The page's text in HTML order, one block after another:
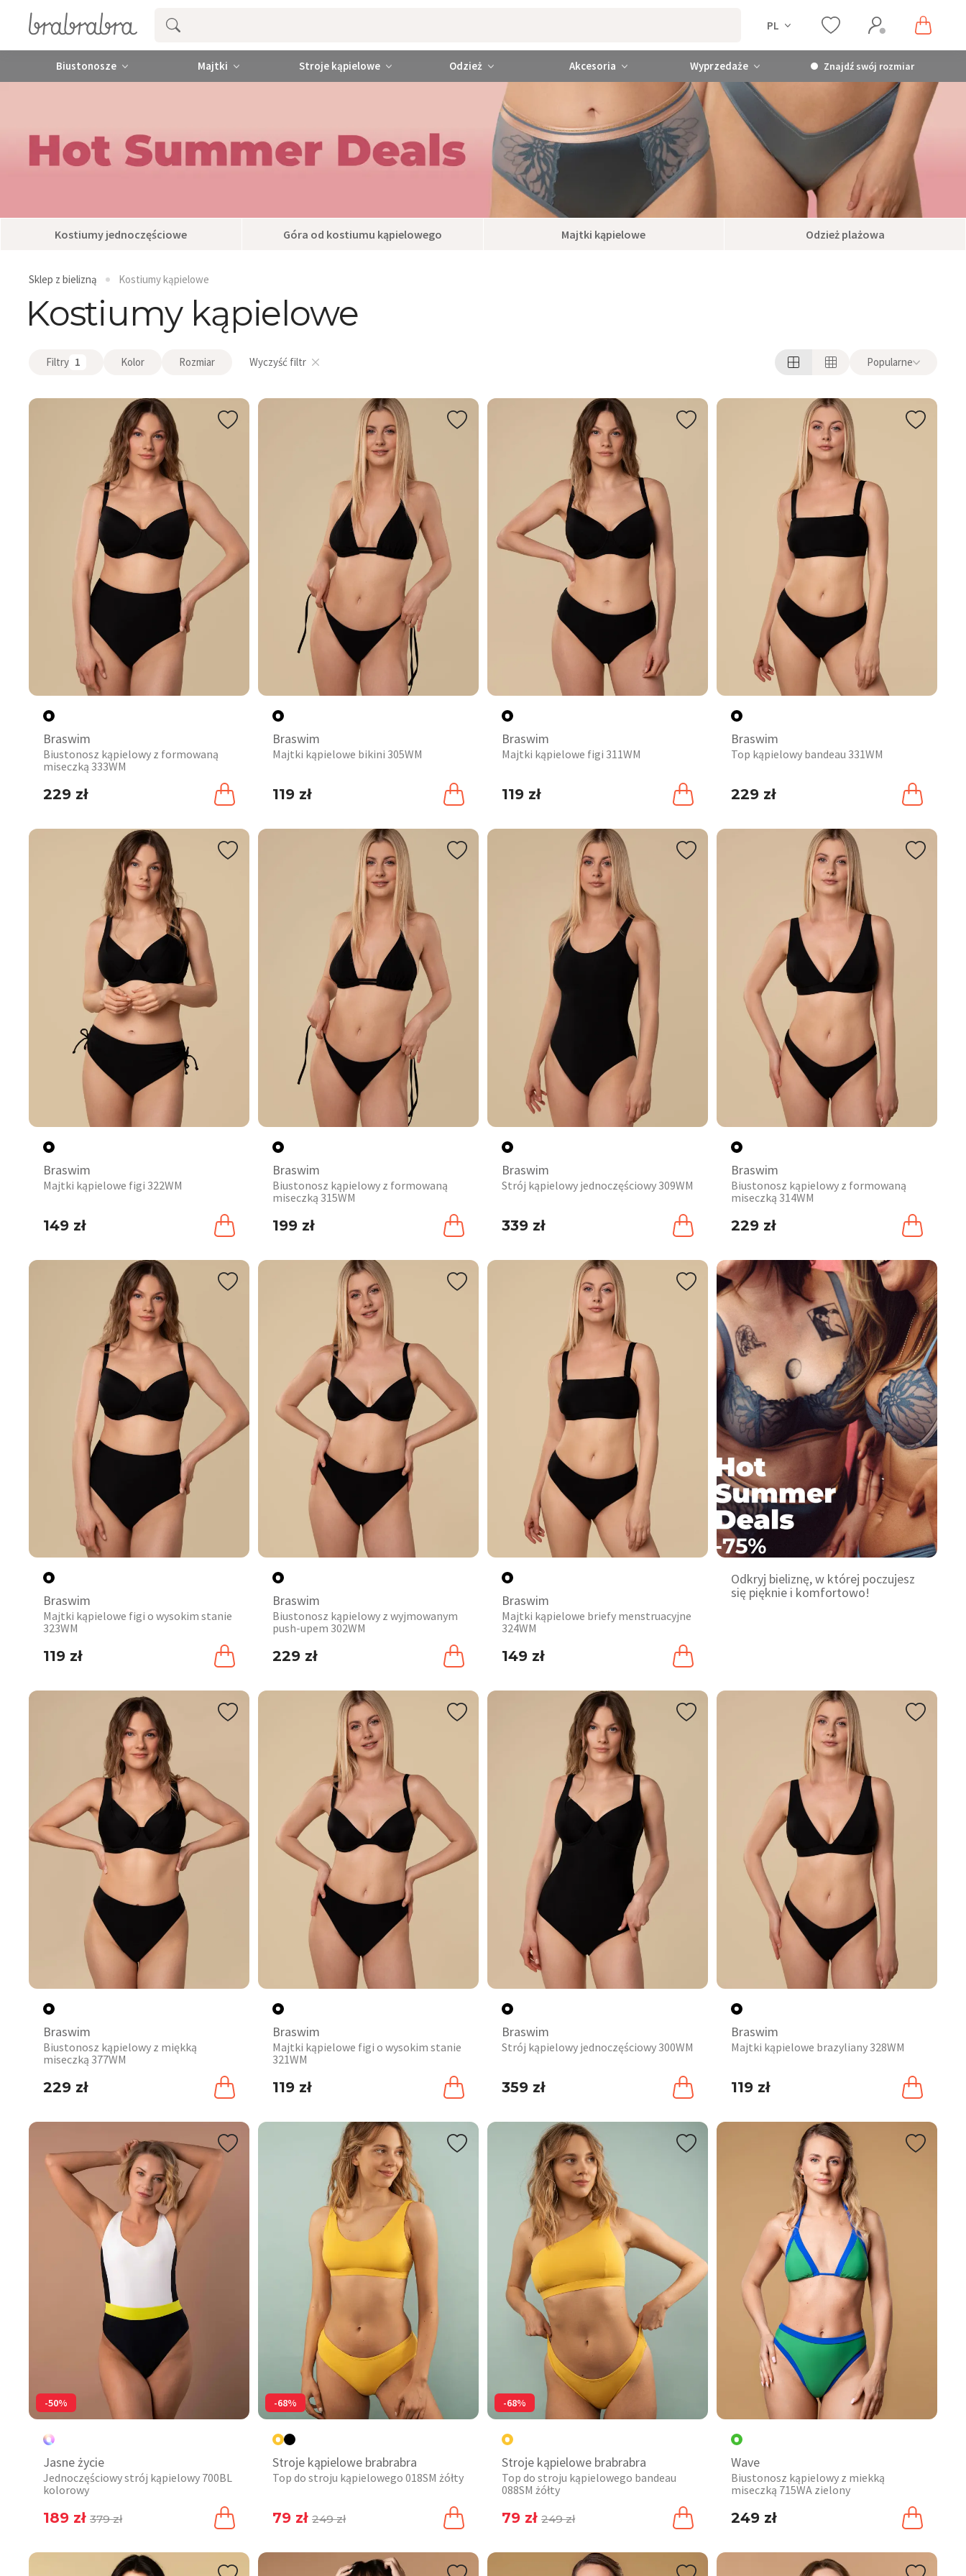
PL
Biustonosze Majtki Stroje kąpielowe Odzież Akcesoria Wyprzedaże Znajdź swój rozmiar
Kostiumy jednoczęściowe Góra od kostiumu kąpielowego Majtki kąpielowe Odzież plażowa
Sklep z bielizną Kostiumy kąpielowe
Kostiumy kąpielowe
Filtry 1 Kolor Rozmiar Wyczyść filtr Popularne
Braswim
Biustonosz kąpielowy z formowaną
miseczką 333WM
229 zł
Braswim
Majtki kąpielowe bikini 305WM
119 zł
Braswim
Majtki kąpielowe figi 311WM
119 zł
Braswim
Top kąpielowy bandeau 331WM
229 zł
Braswim
Majtki kąpielowe figi 322WM
149 zł
Braswim
Biustonosz kąpielowy z formowaną
miseczką 315WM
199 zł
Braswim
Strój kąpielowy jednoczęściowy 309WM
339 zł
Braswim
Biustonosz kąpielowy z formowaną
miseczką 314WM
229 zł
Braswim
Majtki kąpielowe figi o wysokim stanie
323WM
119 zł
Braswim
Biustonosz kąpielowy z wyjmowanym
push-upem 302WM
229 zł
Braswim
Majtki kąpielowe briefy menstruacyjne
324WM
149 zł
Odkryj bieliznę, w której poczujesz
się pięknie i komfortowo!
Braswim
Biustonosz kąpielowy z miękką
miseczką 377WM
229 zł
Braswim
Majtki kąpielowe figi o wysokim stanie
321WM
119 zł
Braswim
Strój kąpielowy jednoczęściowy 300WM
359 zł
Braswim
Majtki kąpielowe brazyliany 328WM
119 zł
-50%
Jasne życie
Jednoczęściowy strój kąpielowy 700BL
kolorowy
189 zł 379 zł
-68%
Stroje kąpielowe brabrabra
Top do stroju kąpielowego 018SM żółty
79 zł 249 zł
-68%
Stroje kąpielowe brabrabra
Top do stroju kąpielowego bandeau
088SM żółty
79 zł 249 zł
Wave
Biustonosz kąpielowy z miekką
miseczką 715WA zielony
249 zł